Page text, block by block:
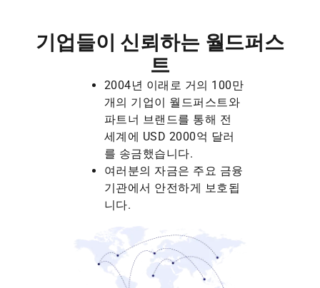
기업들이 신뢰하는 월드퍼스
트
2004년 이래로 거의 100만
개의 기업이 월드퍼스트와
파트너 브랜드를 통해 전
세계에 USD 2000억 달러
를 송금했습니다.
여러분의 자금은 주요 금융
기관에서 안전하게 보호됩
니다.